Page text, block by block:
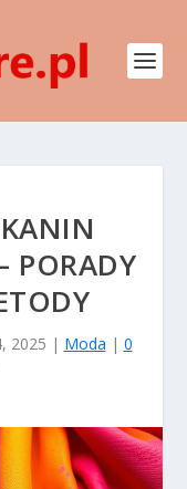
PORADY
2025 | Moda | 0